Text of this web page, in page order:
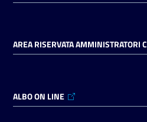
AREA RISERVATA AMMINISTRATORI
ALBO ON LINE